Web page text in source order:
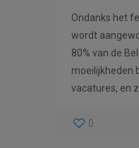
Ondanks het
wordt
80% van de
moeilijkheden
vacatures, en
0